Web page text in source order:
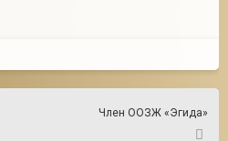
Член ООЗЖ «Эгида»